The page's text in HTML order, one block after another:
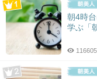
朝4時
学ぶ「
116605